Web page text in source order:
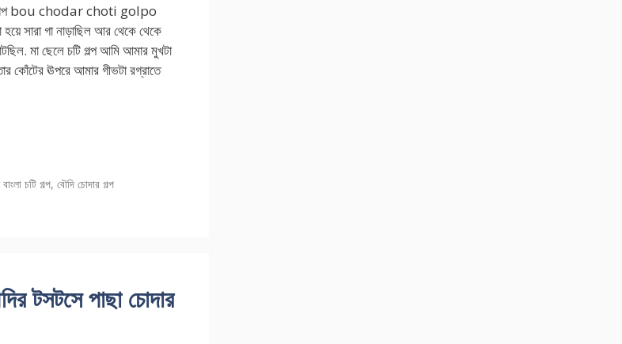
চটিগল্প bou chodar choti golpo
সারা গা নাড়াছিল আর থেকে থেকে
মা ছেলে চটি গল্প আমি আমার মুখটা
কোঁটের ঊপরে আমার গীভটা রগ্রাতে
চটি গল্প,বৌদি চোদার গল্প
পাছা চোদার